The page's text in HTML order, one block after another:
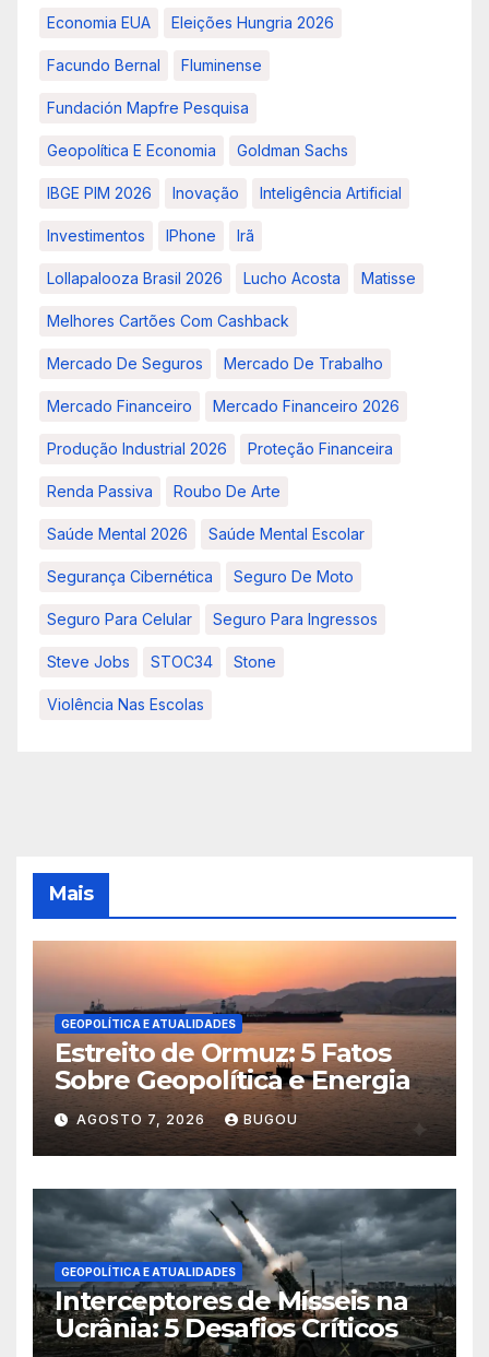
Economia EUA Eleições Hungria 2026
Facundo Bernal Fluminense
Fundación Mapfre Pesquisa
Geopolítica E Economia Goldman Sachs
IBGE PIM 2026 Inovação Inteligência Artificial
Investimentos IPhone Irã
Lollapalooza Brasil 2026 Lucho Acosta Matisse
Melhores Cartões Com Cashback
Mercado De Seguros Mercado De Trabalho
Mercado Financeiro Mercado Financeiro 2026
Produção Industrial 2026 Proteção Financeira
Renda Passiva Roubo De Arte
Saúde Mental 2026 Saúde Mental Escolar
Segurança Cibernética Seguro De Moto
Seguro Para Celular Seguro Para Ingressos
Steve Jobs STOC34 Stone
Violência Nas Escolas
Mais
GEOPOLÍTICA E ATUALIDADES
Estreito de Ormuz: 5 Fatos
Sobre Geopolítica e Energia
AGOSTO 7, 2026 BUGOU
GEOPOLÍTICA E ATUALIDADES
Interceptores de Mísseis na
Ucrânia: 5 Desafios Críticos